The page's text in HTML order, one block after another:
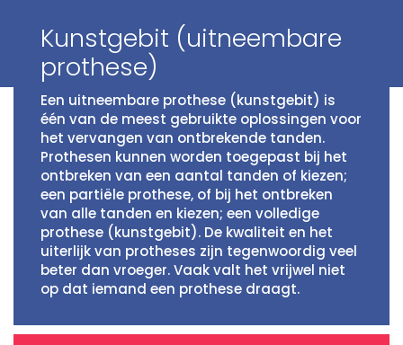
Kunstgebit (uitneembare
prothese)
Een uitneembare prothese (kunstgebit) is
één van de meest gebruikte oplossingen voor
het vervangen van ontbrekende tanden.
Prothesen kunnen worden toegepast bij het
ontbreken van een aantal tanden of kiezen;
een partiële prothese, of bij het ontbreken
van alle tanden en kiezen; een volledige
prothese (kunstgebit). De kwaliteit en het
uiterlijk van protheses zijn tegenwoordig veel
beter dan vroeger. Vaak valt het vrijwel niet
op dat iemand een prothese draagt.